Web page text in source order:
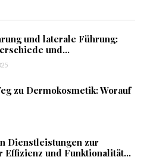
und laterale Führung:
und...
zu Dermokosmetik: Worauf
Dienstleistungen zur
Effizienz und Funktionalität...